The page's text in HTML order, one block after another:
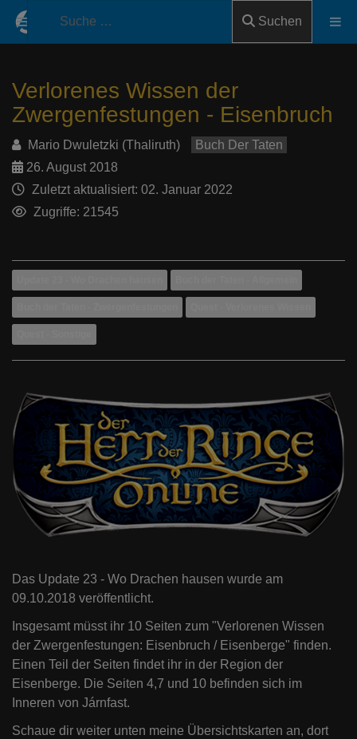
Suchen
Verlorenes Wissen der
Zwergenfestungen - Eisenbruch
Mario Dwuletzki (Thaliruth)
Buch Der Taten
26. August 2018
Zuletzt aktualisiert: 02. Januar 2022
Zugriffe: 21545
Das Update 23 - Wo Drachen hausen wurde am
09.10.2018 veröffentlicht.
Insgesamt müsst ihr 10 Seiten zum "Verlorenen Wissen
der Zwergenfestungen: Eisenbruch / Eisenberge" finden.
Einen Teil der Seiten findet ihr in der Region der
Eisenberge. Die Seiten 4,7 und 10 befinden sich im
Inneren von Járnfast.
Schaue dir weiter unten meine Übersichtskarten an, dort